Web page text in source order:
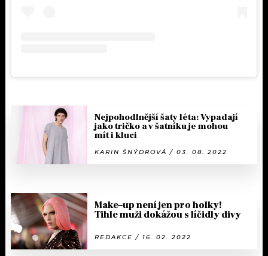
Nejpohodlnější šaty léta: Vypadají
jako tričko a v šatníku je mohou
mít i kluci
KARIN ŠNÝDROVÁ / 03. 08. 2022
Make–up není jen pro holky!
Tihle muži dokážou s líčidly divy
REDAKCE / 16. 02. 2022